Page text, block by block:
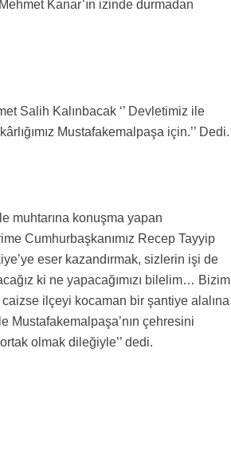
Kanar’ın izinde durmadan
Salih Kalınbacak ‘’ Devletimiz ile
Mustafakemalpaşa için.’’ Dedi.
muhtarına konuşma yapan
Cumhurbaşkanımız Recep Tayyip
eser kazandırmak, sizlerin işi de
ki ne yapacağımızı bilelim… Bizim
ilçeyi kocaman bir şantiye alalına
Mustafakemalpaşa’nın çehresini
olmak dileğiyle’’ dedi.